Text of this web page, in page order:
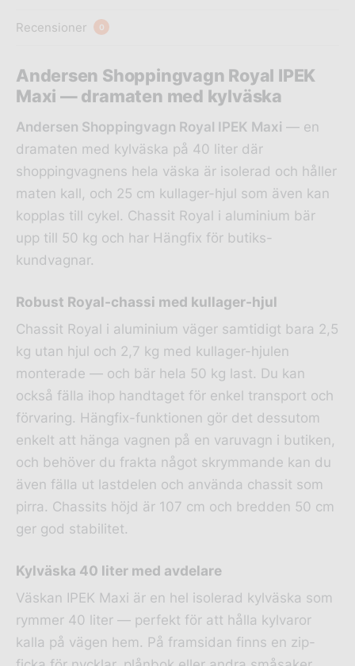
Recensioner 0
Andersen Shoppingvagn Royal IPEK
Maxi — dramaten med kylväska
Andersen Shoppingvagn Royal IPEK Maxi — en
dramaten med kylväska på 40 liter där
shoppingvagnens hela väska är isolerad och håller
maten kall, och 25 cm kullager-hjul som även kan
kopplas till cykel. Chassit Royal i aluminium bär
upp till 50 kg och har Hängfix för butiks-
kundvagnar.
Robust Royal-chassi med kullager-hjul
Chassit Royal i aluminium väger samtidigt bara 2,5
kg utan hjul och 2,7 kg med kullager-hjulen
monterade — och bär hela 50 kg last. Du kan
också fälla ihop handtaget för enkel transport och
förvaring. Hängfix-funktionen gör det dessutom
enkelt att hänga vagnen på en varuvagn i butiken,
och behöver du frakta något skrymmande kan du
även fälla ut lastdelen och använda chassit som
pirra. Chassits höjd är 107 cm och bredden 50 cm
ger god stabilitet.
Kylväska 40 liter med avdelare
Väskan IPEK Maxi är en hel isolerad kylväska som
rymmer 40 liter — perfekt för att hålla kylvaror
kalla på vägen hem. På framsidan finns en zip-